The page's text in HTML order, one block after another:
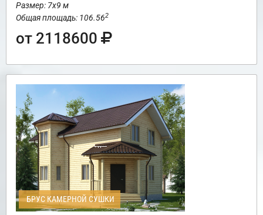
Размер: 7х9 м
Общая площадь: 106.562
от 2118600
БРУС КАМЕРНОЙ СУШКИ